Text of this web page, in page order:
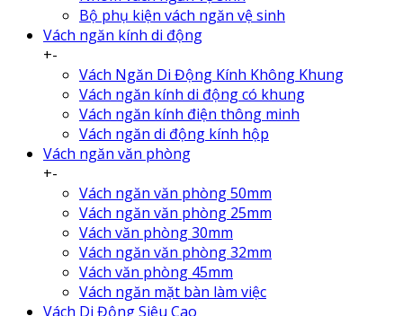
Bộ phụ kiện vách ngăn vệ sinh
Vách ngăn kính di động
+-
Vách Ngăn Di Động Kính Không Khung
Vách ngăn kính di động có khung
Vách ngăn kính điện thông minh
Vách ngăn di động kính hộp
Vách ngăn văn phòng
+-
Vách ngăn văn phòng 50mm
Vách ngăn văn phòng 25mm
Vách văn phòng 30mm
Vách ngăn văn phòng 32mm
Vách văn phòng 45mm
Vách ngăn mặt bàn làm việc
Vách Di Động Siêu Cao